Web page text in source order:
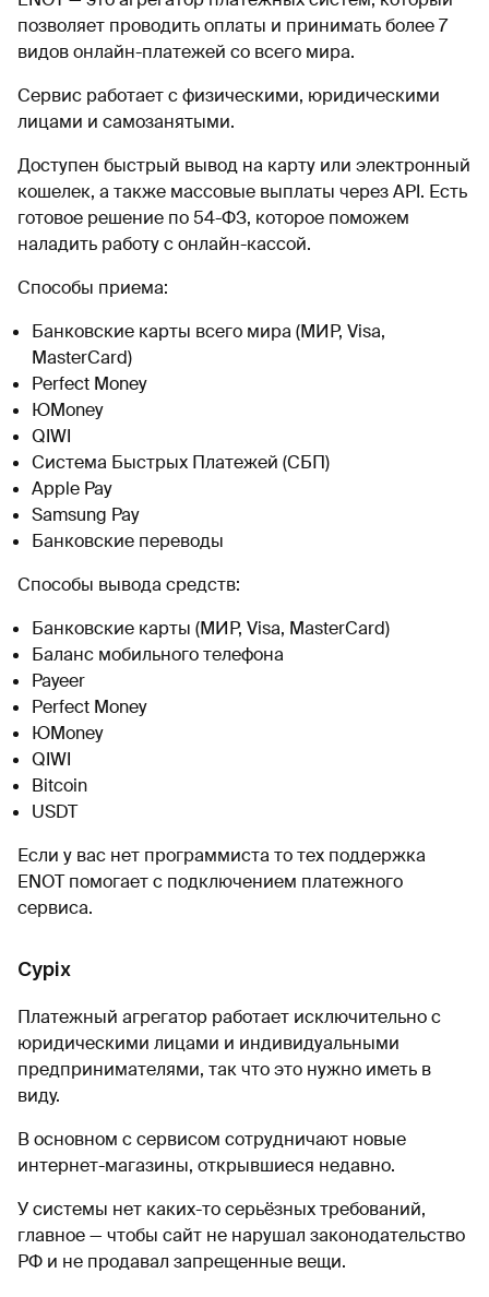
позволяет проводить оплаты и принимать более 7
видов онлайн-платежей со всего мира.
Сервис работает с физическими, юридическими
лицами и самозанятыми.
Доступен быстрый вывод на карту или электронный
кошелек, а также массовые выплаты через API. Есть
готовое решение по 54-ФЗ, которое поможем
наладить работу с онлайн-кассой.
Способы приема:
Банковские карты всего мира (МИР, Visa,
MasterCard)
Perfect Money
ЮMoney
QIWI
Система Быстрых Платежей (СБП)
Apple Pay
Samsung Pay
Банковские переводы
Способы вывода средств:
Банковские карты (МИР, Visa, MasterCard)
Баланс мобильного телефона
Payeer
Perfect Money
ЮMoney
QIWI
Bitcoin
USDT
Если у вас нет программиста то тех поддержка
ENOT помогает с подключением платежного
сервиса.
Cypix
Платежный агрегатор работает исключительно с
юридическими лицами и индивидуальными
предпринимателями, так что это нужно иметь в
виду.
В основном с сервисом сотрудничают новые
интернет-магазины, открывшиеся недавно.
У системы нет каких-то серьёзных требований,
главное — чтобы сайт не нарушал законодательство
РФ и не продавал запрещенные вещи.